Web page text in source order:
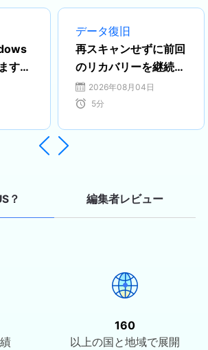
ッショナルまで幅広い読者
報を発信しています。…
す」
データ復旧
再スキャンせずに前回
のリカバリーを継続す
る方法
2026年08月04日
5分


？ 編集者レビュー
160
以上の国と地域で展開